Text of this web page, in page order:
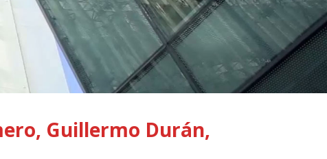
Guillermo Durán,